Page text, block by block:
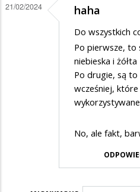
21/02/2024 haha
Do wszystkich
Po pierwsze, to
niebieska i żółta
Po drugie, są
wcześniej,
No, ale fakt,